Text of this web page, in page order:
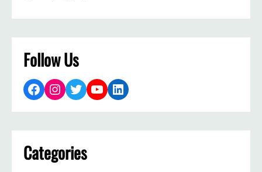
Follow Us
Facebook Instagram Twitter YouTube LinkedIn
Categories